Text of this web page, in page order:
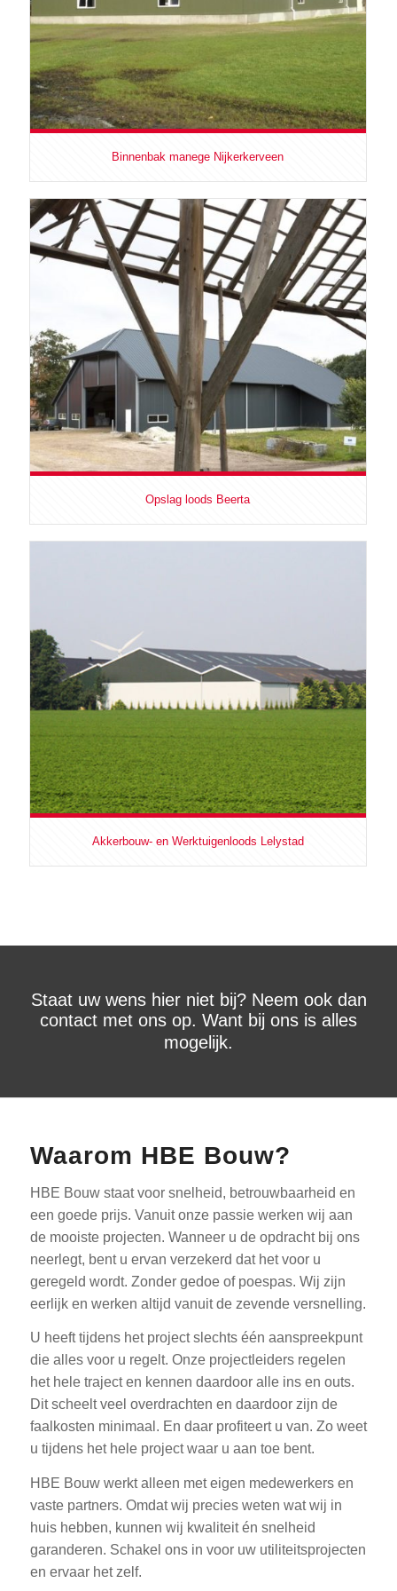
Binnenbak manege Nijkerkerveen
Opslag loods Beerta
Akkerbouw- en Werktuigenloods Lelystad
Staat uw wens hier niet bij? Neem ook dan
contact met ons op. Want bij ons is alles
mogelijk.
Waarom HBE Bouw?
HBE Bouw staat voor snelheid, betrouwbaarheid en
een goede prijs. Vanuit onze passie werken wij aan
de mooiste projecten. Wanneer u de opdracht bij ons
neerlegt, bent u ervan verzekerd dat het voor u
geregeld wordt. Zonder gedoe of poespas. Wij zijn
eerlijk en werken altijd vanuit de zevende versnelling.
U heeft tijdens het project slechts één aanspreekpunt
die alles voor u regelt. Onze projectleiders regelen
het hele traject en kennen daardoor alle ins en outs.
Dit scheelt veel overdrachten en daardoor zijn de
faalkosten minimaal. En daar profiteert u van. Zo weet
u tijdens het hele project waar u aan toe bent.
HBE Bouw werkt alleen met eigen medewerkers en
vaste partners. Omdat wij precies weten wat wij in
huis hebben, kunnen wij kwaliteit én snelheid
garanderen. Schakel ons in voor uw utiliteitsprojecten
en ervaar het zelf.